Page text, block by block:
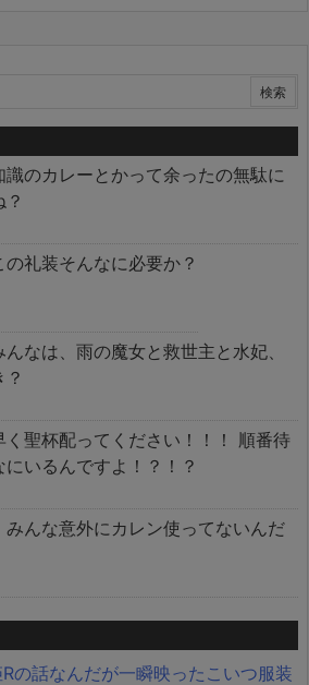
識のカレーとかって余ったの無駄に
の礼装そんなに必要か？
んなは、雨の魔女と救世主と水妃、
く聖杯配ってください！！！ 順番待
にいるんですよ！？！？
みんな意外にカレン使ってないんだ
の話なんだが一瞬映ったこいつ服装